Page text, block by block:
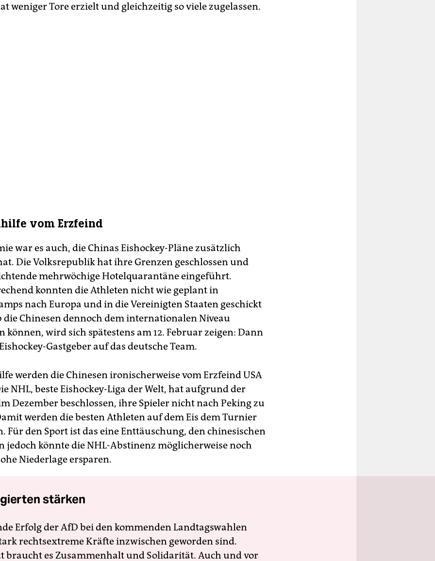
weniger Tore erzielt und gleichzeitig so viele zugelassen.
vom Erzfeind
war es auch, die Chinas Eishockey-Pläne zusätzlich
Die Volksrepublik hat ihre Grenzen geschlossen und
mehrwöchige Ho­tel­qua­ran­täne eingeführt.
konnten die Athleten nicht wie geplant in
nach Europa und in die Vereinigten Staaten geschickt
die Chinesen dennoch dem internationalen Niveau
können, wird sich spätestens am 12. Februar zeigen: Dann
Gastgeber auf das deutsche Team.
werden die Chinesen ironischerweise vom Erzfeind USA
NHL, beste Eishockey-Liga der Welt, hat aufgrund der
Dezember beschlossen, ihre Spieler nicht nach Peking zu
werden die besten Athleten auf dem Eis dem Turnier
Für den Sport ist das eine Enttäuschung, den chinesischen
jedoch könnte die NHL-Abstinenz möglicherweise noch
Niederlage ersparen.
stärken
Erfolg der AfD bei den kommenden Landtagswahlen
rechtsextreme Kräfte inzwischen geworden sind.
braucht es Zusammenhalt und Solidarität. Auch und vor